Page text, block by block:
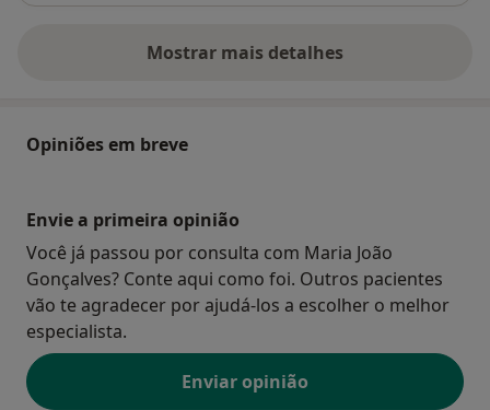
Mostrar mais detalhes
sobre o endereço
Opiniões em breve
Envie a primeira opinião
Você já passou por consulta com Maria João
Gonçalves? Conte aqui como foi. Outros pacientes
vão te agradecer por ajudá-los a escolher o melhor
especialista.
Enviar opinião